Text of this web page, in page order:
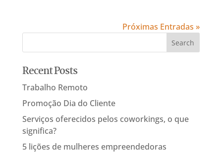
Próximas Entradas »
Recent Posts
Trabalho Remoto
Promoção Dia do Cliente
Serviços oferecidos pelos coworkings, o que
significa?
5 lições de mulheres empreendedoras